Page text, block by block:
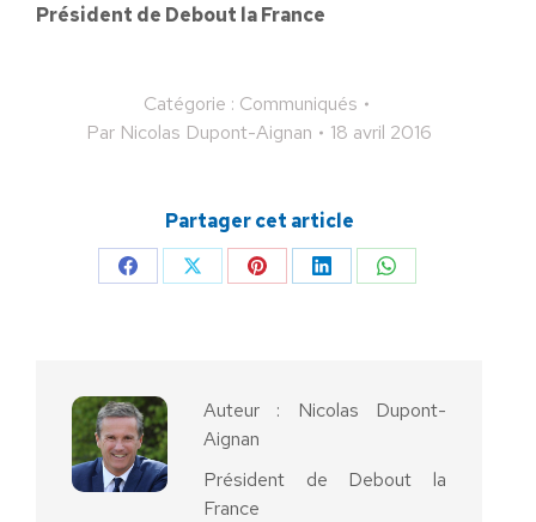
Président de Debout la France
Catégorie : Communiqués
Par Nicolas Dupont-Aignan 18 avril 2016
Partager cet article
PartagerPartagerPartagerPartagerPartager
Auteur : Nicolas Dupont-
Aignan
Président de Debout la
France